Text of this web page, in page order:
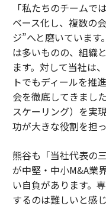
「私たちのチームで
ベース化し、複数の
ジ”へと磨いていま
は多いものの、組織
ます。対して当社は
トでもディールを推
会を徹底してきまし
スケーリング）を実
功が大きな役割を担
熊谷も「当社代表の
が中堅・中小M&A業
い自負があります。
するのは難しいと感